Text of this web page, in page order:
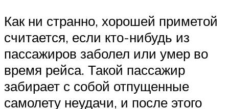
Как ни странно, хорошей приметой
считается, если кто-нибудь из
пассажиров заболел или умер во
время рейса. Такой пассажир
забирает с собой отпущенные
самолету неудачи, и после этого